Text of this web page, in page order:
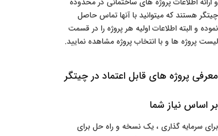
چیتگر هستند که میتوانید با آنها تماس حاصل
نموده و البته اطلاعات اولیه هر پروژه را در قسمت
لیست پروژه ها و با انتخاب پروژه مشاهده نمایید.
معرفی پروژه های قابل اعتماد در چیتگر
بر اساس نیاز شما
برای سرمایه گذاری ، یک نسخه و راه حل برای